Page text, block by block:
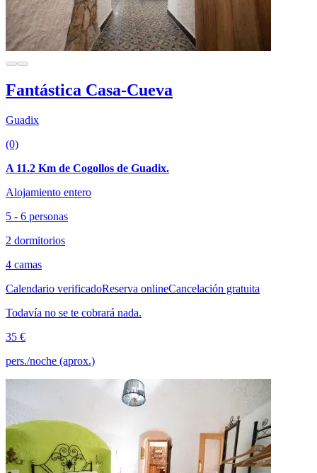
Fantástica Casa-Cueva
Guadix
(0)
A 11.2 Km de Cogollos de Guadix.
Alojamiento entero
5 - 6 personas
2 dormitorios
4 camas
Calendario verificadoReserva onlineCancelación gratuita
Todavía no se te cobrará nada.
35 €
pers./noche (aprox.)